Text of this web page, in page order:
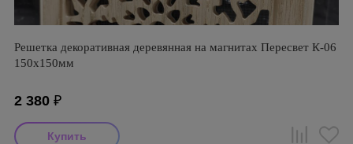
Решетка декоративная деревянная на магнитах Пересвет К-06
150х150мм
2 380 ₽